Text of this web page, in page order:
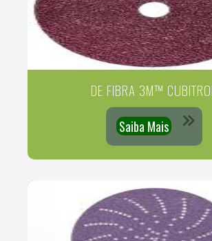
DE FIBRA 3M™
Saiba Mais